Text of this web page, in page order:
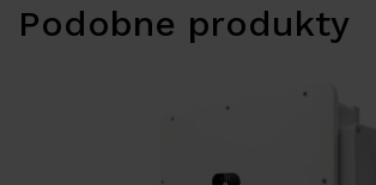
Podobne produkty